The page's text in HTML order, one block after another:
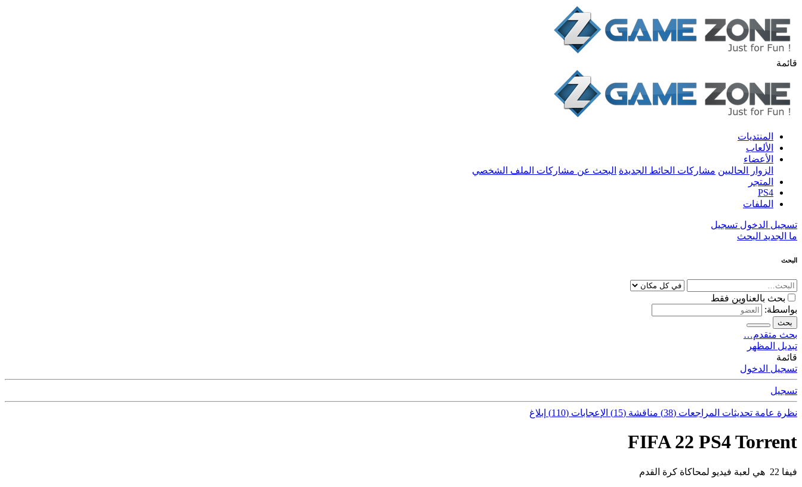
قائمة
المنتديات
الألعاب
الأعضاء
الزوار الحاليين مشاركات الحائط الجديدة البحث عن مشاركات الملف الشخصي
المتجر
PS4
الملفات
تسجيل الدخول تسجيل
ما الجديد البحث
البحث
بحث بالعناوين فقط
بواسطة:
بحث
بحث متقدم…
تبديل المظهر
قائمة
تسجيل الدخول
تسجيل
نظرة عامة تحديثات المراجعات (38) مناقشة (15) الإعجابات (110) إبلاغ
FIFA 22 PS4 Torrent
فيفا 22 ‏ هي لعبة فيديو لمحاكاة كرة القدم